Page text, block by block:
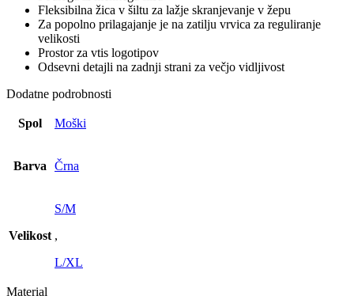
Fleksibilna žica v šiltu za lažje skranjevanje v žepu
Za popolno prilagajanje je na zatilju vrvica za reguliranje
velikosti
Prostor za vtis logotipov
Odsevni detajli na zadnji strani za večjo vidljivost
Dodatne podrobnosti
Spol Moški
Barva Črna
Velikost
S/M
,
L/XL
Material